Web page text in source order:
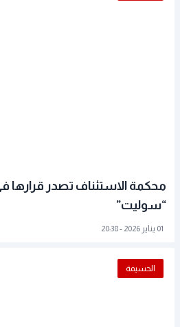
محكمة الاستئناف تصدر قرارها
“سوليت”
01 يناير 2026 - 20:38
الحسيمة